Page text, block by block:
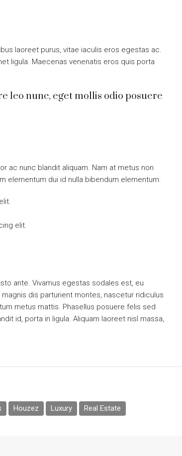
laoreet purus, vitae iaculis eros egestas ac.
ligula. Maecenas venenatis eros quis porta
leo nunc, eget mollis odio posuere
ac nunc blandit aliquam. Nam at metus non
elementum dui id nulla bibendum elementum.
elit.
ante. Vivamus egestas sodales est, eu
dis parturient montes, nascetur ridiculus
metus mattis. Phasellus posuere felis sed
id, porta in ligula. Aliquam laoreet nisl massa,
Houzez Luxury Real Estate